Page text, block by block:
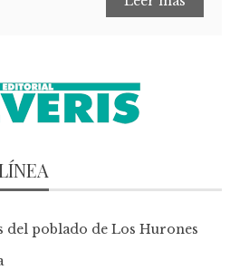
del poblado de Los Hurones